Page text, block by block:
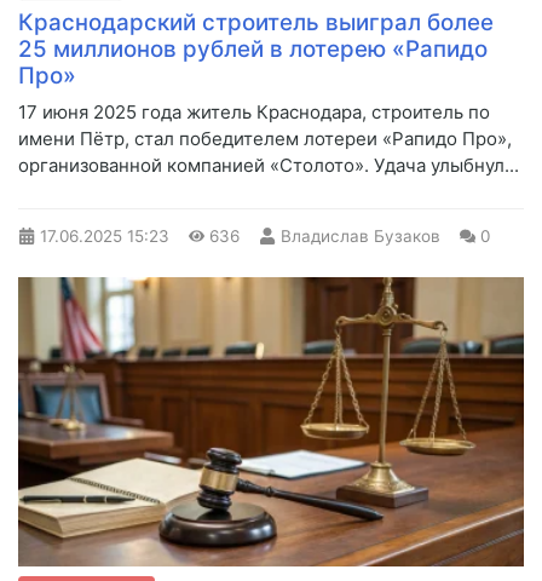
Краснодарский строитель выиграл более
25 миллионов рублей в лотерею «Рапидо
Про»
17 июня 2025 года житель Краснодара, строитель по
имени Пётр, стал победителем лотереи «Рапидо Про»,
организованной компанией «Столото». Удача улыбнул...
17.06.2025 15:23 636 Владислав Бузаков 0